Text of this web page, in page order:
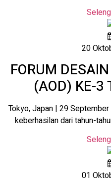
20
FORUM
(AOD) KE-3
Tokyo, Japan | 29
keberhasilan dari tahun-
01